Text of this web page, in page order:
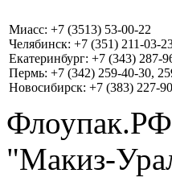
Миасс: +7 (3513) 53-00-22
Челябинск: +7 (351) 211-03-
Екатеринбург: +7 (343) 287-
Пермь: +7 (342) 259-40-30,
Новосибирск: +7 (383) 227-
"Макиз-